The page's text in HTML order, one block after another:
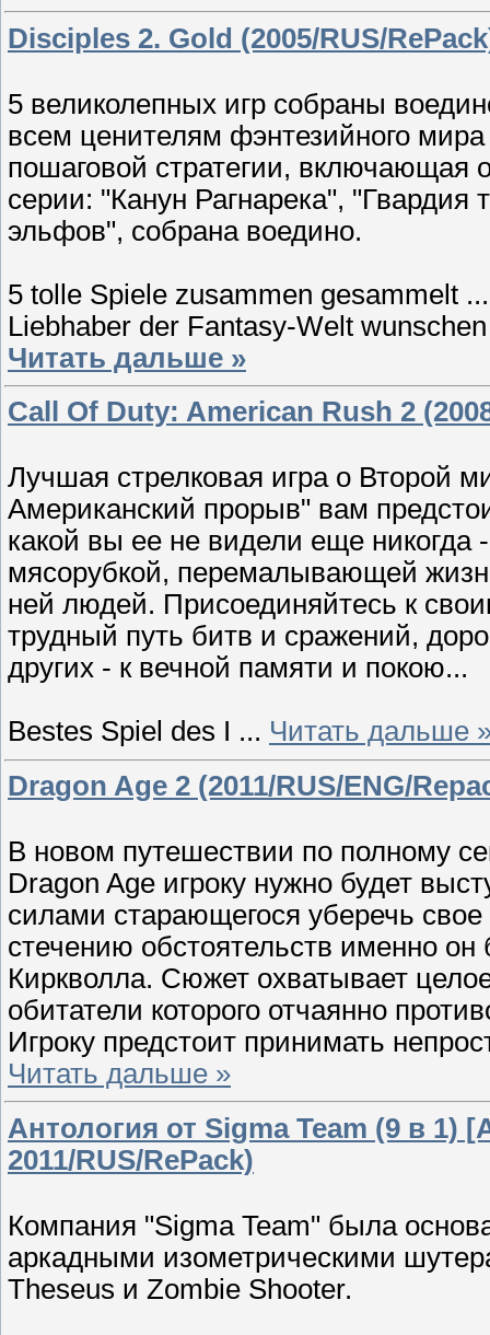
Disciples 2. Gold (2005/RUS/
5 великолепных игр собраны
всем ценителям фэнтезийного
пошаговой стратегии, включающая
серии: "Канун Рагнарека",
эльфов", собрана воедино.
5 tolle Spiele zusammen gesammelt
Liebhaber der Fantasy-Welt
Читать дальше »
Call Of Duty: American Rush 2
Лучшая стрелковая игра о Второй
Американский прорыв" вам
какой вы ее не видели еще
мясорубкой, перемалывающей
ней людей. Присоединяйтесь к
трудный путь битв и сражений,
других - к вечной памяти и покою...
Bestes Spiel des I ... Читать дальше
Dragon Age 2 (2011/RUS/ENG/
В новом путешествии по полному
Dragon Age игроку нужно будет
силами старающегося уберечь
стечению обстоятельств именно
Киркволла. Сюжет охватывает
обитатели которого отчаянно
Игроку предстоит принимать
Читать дальше »
Антология от Sigma Team (9 в 1)
2011/RUS/RePack)
Компания "Sigma Team" была
аркадными изометрическими
Theseus и Zombie Shooter.